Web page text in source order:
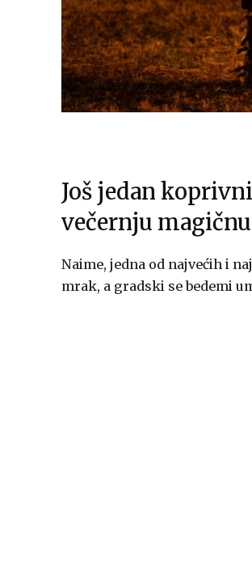
Još jedan
večernju
Naime, jedna od najvećih i
mrak, a gradski se bedemi